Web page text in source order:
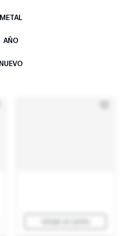
METAL
AÑO
NUEVO